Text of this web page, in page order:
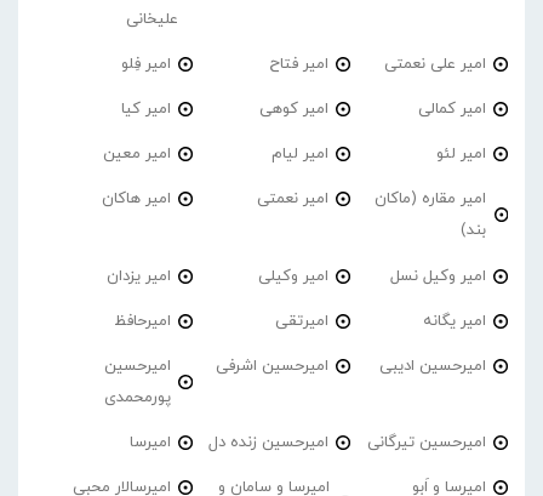
علیخانی
امیر علی نعمتی امیر فتاح امیر فِلو
امیر کمالی امیر کوهی امیر کیا
امیر لئو امیر لیام امیر معین
امیر مقاره (ماکان
بند)
امیر نعمتی امیر هاکان
امیر وکیل نسل امیر وکیلی امیر یزدان
امیر یگانه امیرتقی امیرحافظ
امیرحسین ادیبی امیرحسین اشرفی
امیرحسین
پورمحمدی
امیرحسین تیرگانی امیرحسین زنده دل امیرسا
امیرسا و اَبو
امیرسا و سامان و
امیرسالار محبی